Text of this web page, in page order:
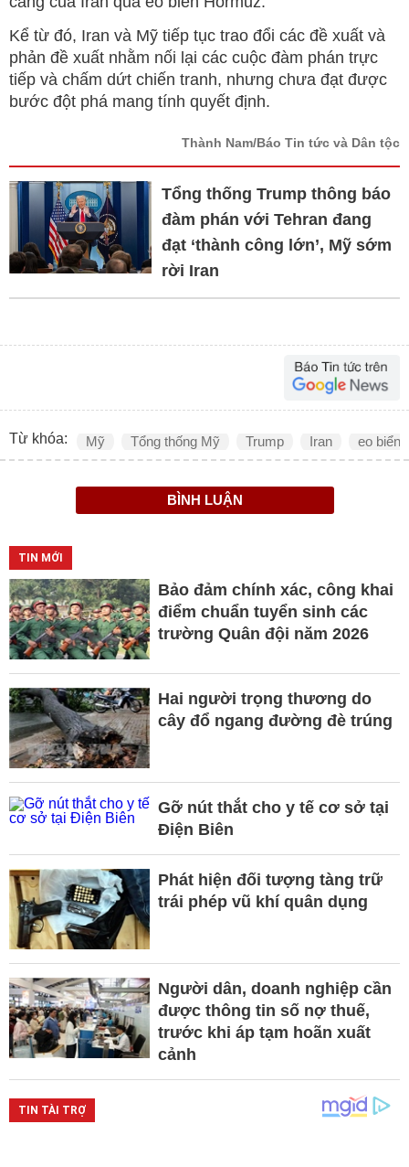
Kể từ đó, Iran và Mỹ tiếp tục trao đổi các đề xuất và
phản đề xuất nhằm nối lại các cuộc đàm phán trực
tiếp và chấm dứt chiến tranh, nhưng chưa đạt được
bước đột phá mang tính quyết định.
Thành Nam/Báo Tin tức và Dân tộc
Tổng thống Trump thông báo
đàm phán với Tehran đang
đạt ‘thành công lớn’, Mỹ sớm
rời Iran
Từ khóa: Mỹ Tổng thống Mỹ Trump Iran eo biển
BÌNH LUẬN
TIN MỚI
Bảo đảm chính xác, công khai
điểm chuẩn tuyển sinh các
trường Quân đội năm 2026
Hai người trọng thương do
cây đổ ngang đường đè trúng
Gỡ nút thắt cho y tế cơ sở tại
Điện Biên
Phát hiện đối tượng tàng trữ
trái phép vũ khí quân dụng
Người dân, doanh nghiệp cần
được thông tin số nợ thuế,
trước khi áp tạm hoãn xuất
cảnh